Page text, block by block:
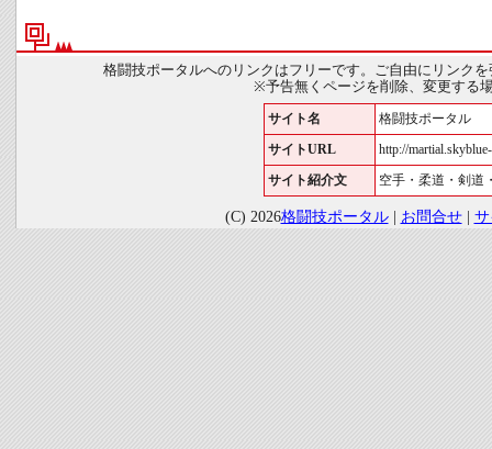
格闘技ポータルへのリンクはフリーです。ご自由にリンク
※予告無くページを削除、変更する
サイト名 格闘技ポータル
サイトURL http://
サイト紹介文 空手・柔道・剣道
(C) 2026格闘技ポータル| お問合せ|